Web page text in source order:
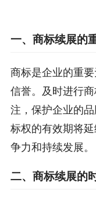
一、商标续展的
商标是企业的重
信誉。及时进行
注，保护企业的
标权的有效期将
争力和持续发展。
二、商标续展的